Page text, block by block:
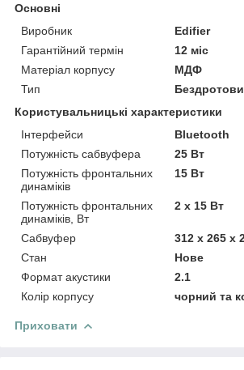
Основні
Виробник
Edifier
Гарантійний термін
12 міс
Матеріал корпусу
МДФ
Тип
Користувальницькі характеристики
Інтерфейси
Bluetooth
Потужність сабвуфера
25 Вт
Потужність фронтальних
динаміків
15 Вт
Потужність фронтальних
динаміків, Вт
2 x 15 Вт
Сабвуфер
312 x 265 x
Стан
Нове
Формат акустики
2.1
Колір корпусу
чорний та
Приховати